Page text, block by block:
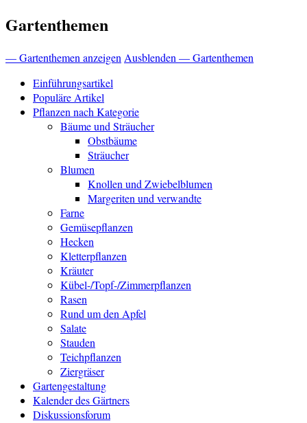
Gartenthemen
— Gartenthemen anzeigenAusblenden — Gartenthemen
Einführungsartikel
Populäre Artikel
Pflanzen nach Kategorie
Bäume und Sträucher
Obstbäume
Sträucher
Blumen
Knollen und Zwiebelblumen
Margeriten und verwandte
Farne
Gemüsepflanzen
Hecken
Kletterpflanzen
Kräuter
Kübel-/Topf-/Zimmerpflanzen
Rasen
Rund um den Apfel
Salate
Stauden
Teichpflanzen
Ziergräser
Gartengestaltung
Kalender des Gärtners
Diskussionsforum